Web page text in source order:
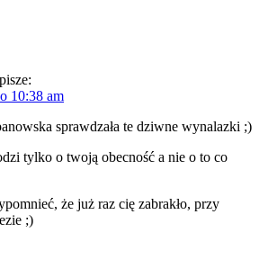
pisze:
10:38 am
sprawdzała te dziwne wynalazki ;)
tylko o twoją obecność a nie o to co
że już raz cię zabrakło, przy
;)